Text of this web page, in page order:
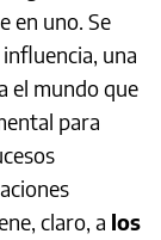
en uno. Se
una
el mundo que
para
claro, a los